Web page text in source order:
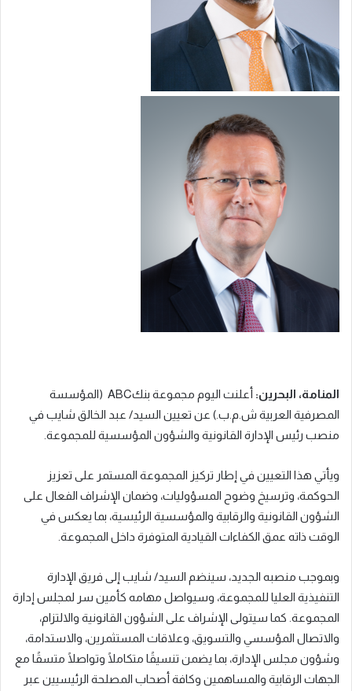
المنامة، البحرين:
أعلنت اليوم مجموعة بنكABC (المؤسسة
المصرفية العربية ش.م.ب.) عن تعيين السيد/ عبد الخالق شايب في
منصب رئيس الإدارة القانونية والشؤون المؤسسية للمجموعة.
ويأتي هذا التعيين في إطار تركيز المجموعة المستمر على تعزيز
الحوكمة، وترسيخ وضوح المسؤوليات، وضمان الإشراف الفعال على
الشؤون القانونية والرقابية والمؤسسية الرئيسية، بما يعكس في
الوقت ذاته عمق الكفاءات القيادية المتوفرة داخل المجموعة.
وبموجب منصبه الجديد، سينضم السيد/ شايب إلى فريق الإدارة
التنفيذية العليا للمجموعة، وسيواصل مهامه كأمين سر لمجلس إدارة
المجموعة. كما سيتولى الإشراف على الشؤون القانونية والالتزام،
والاتصال المؤسسي والتسويق، وعلاقات المستثمرين، والاستدامة،
وشؤون مجلس الإدارة، بما يضمن تنسيقًا متكاملًا وتواصلًا متسقًا مع
الجهات الرقابية والمساهمين وكافة أصحاب المصلحة الرئيسيين عبر